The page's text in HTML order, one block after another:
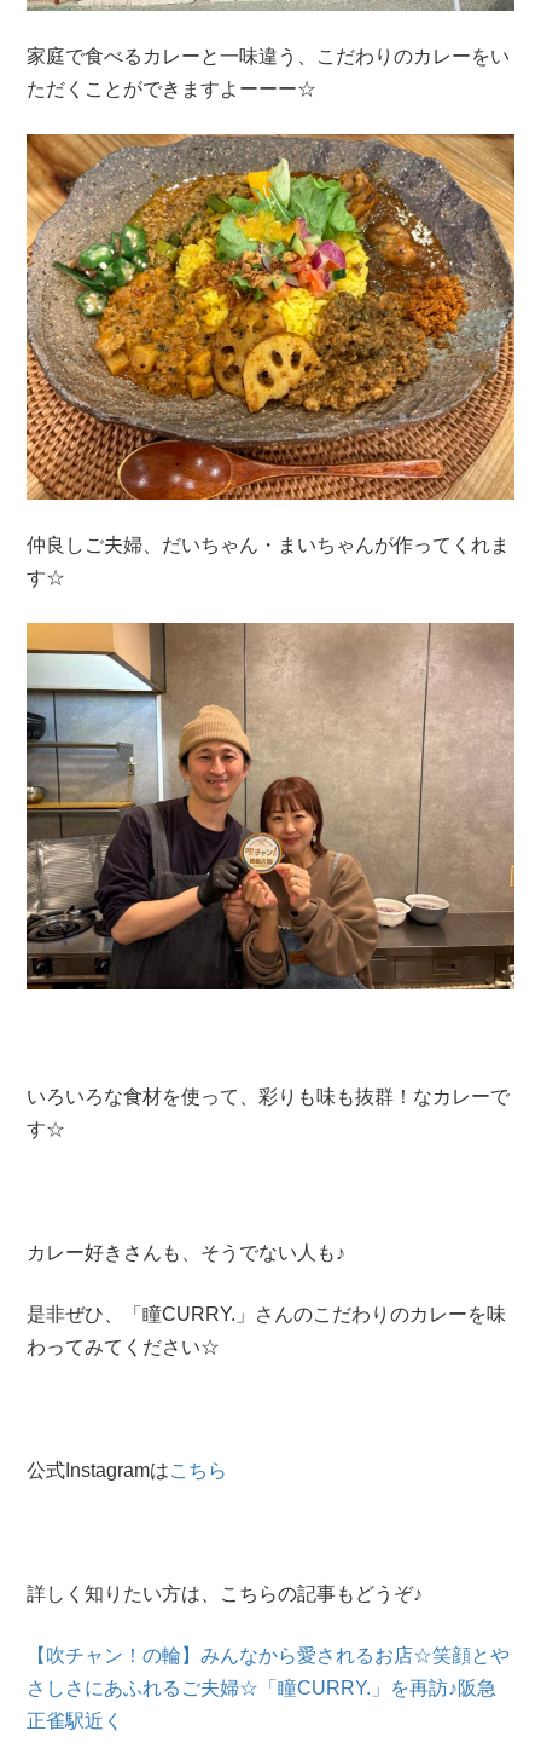
家庭で食べるカレーと一味違う、こだわりのカレーをい
ただくことができますよーーー☆
仲良しご夫婦、だいちゃん・まいちゃんが作ってくれま
す☆
いろいろな食材を使って、彩りも味も抜群！なカレーで
す☆
カレー好きさんも、そうでない人も♪
是非ぜひ、「瞳CURRY.」さんのこだわりのカレーを味
わってみてください☆
公式Instagramはこちら
詳しく知りたい方は、こちらの記事もどうぞ♪
【吹チャン！の輪】みんなから愛されるお店☆笑顔とや
さしさにあふれるご夫婦☆「瞳CURRY.」を再訪♪阪急
正雀駅近く